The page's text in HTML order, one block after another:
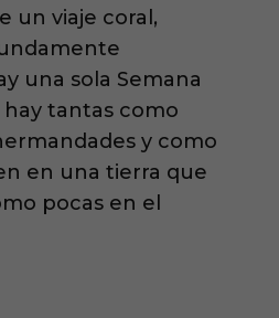
un viaje coral,
una sola Semana
hay tantas como
y como
en una tierra que
pocas en el